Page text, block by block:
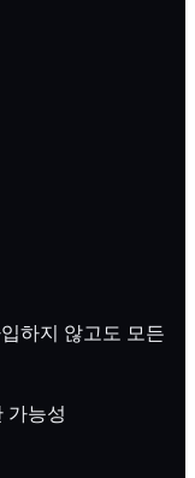
하지 않고도 모든
가능성